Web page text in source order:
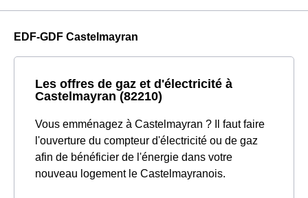
EDF-GDF Castelmayran
Les offres de gaz et d'électricité à
Castelmayran (82210)
Vous emménagez à Castelmayran ? Il faut faire
l'ouverture du compteur d'électricité ou de gaz
afin de bénéficier de l'énergie dans votre
nouveau logement le Castelmayranois.